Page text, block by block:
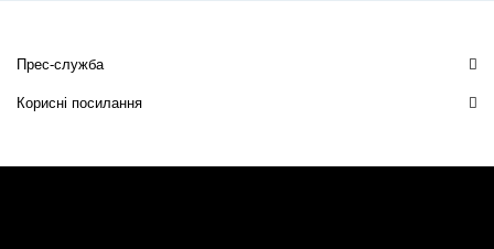
Прес-служба
Корисні посилання